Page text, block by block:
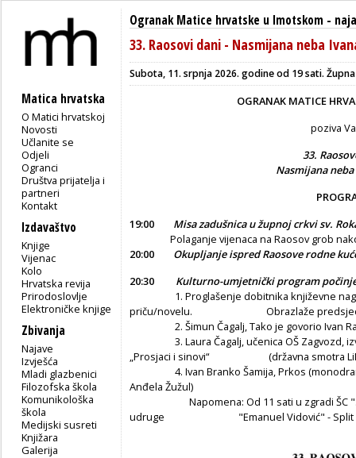
Matica hrvatska
O Matici hrvatskoj
Novosti
Učlanite se
Odjeli
Ogranci
Društva prijatelja i
partneri
Kontakt
Izdavaštvo
Knjige
Vijenac
Kolo
Hrvatska revija
Prirodoslovlje
Elektroničke knjige
Zbivanja
Najave
Izvješća
Mladi glazbenici
Filozofska škola
Komunikološka
škola
Medijski susreti
Knjižara
Galerija
Ogranak Matice hrvatske u Imotskom -
33. Raosovi dani - Nasmijana neba
Subota, 11. srpnja 2026. godine od 19 sati.
OGRANAK MATICE
poziva
33.
Nasmijana neba
19:00
Misa zadušnica u župnoj crkvi sv.
Polaganje vijenaca na Raosov grob
20:00
Okupljanje ispred Raosove rodne
20:30
Kulturno-umjetnički program
1. Proglašenje dobitnika književne
priču/novelu. Obrazlaže predsjednik
2. Šimun Čagalj, Tako je govorio Ivan
3. Laura Čagalj, učenica OŠ Zagvozd,
„Prosjaci i sinovi“ (državna smotra
4. Ivan Branko Šamija, Prkos
Anđela Žužul)
Napomena: Od 11 sati u zgradi ŠC
udruge "Emanuel Vidović" - Split